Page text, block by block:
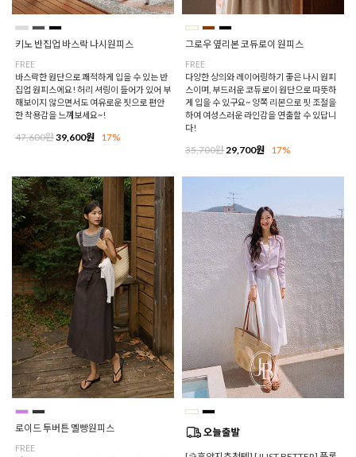
키노 반집업 바스락 나시원피스
FREE
바스락한 원단으로 쾌적하게 입을 수 있는 반
집업 원피스에요! 허리 셔링이 들어가 있어 부
해보이지 않으면서도 여유로운 핏으로 편안
한 착용감을 느껴보세요~!
47,600원39,600원 17%
그로우 옆리본 코듀로이 원피스
FREE
다양한 상의와 레이어링하기 좋은 나시 원피
스이며, 부드러운 코듀로이 원단으로 따뜻하
게 입을 수 있구요~ 양쪽 리본으로 핏 조절을
하여 여성스러운 라인감을 연출할 수 있답니
다!
35,700원29,700원 17%
로이드 투버튼 멜빵원피스
FREE